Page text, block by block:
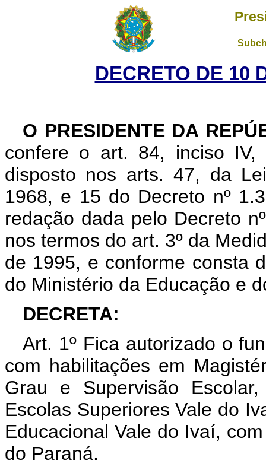
DECRETO DE 10
O PRESIDENTE DA
confere o art. 84, inciso
disposto nos arts. 47, da
1968, e 15 do Decreto nº
redação dada pelo Decreto
nos termos do art. 3º da
de 1995, e conforme consta
do Ministério da Educação e
DECRETA:
Art. 1º Fica autorizado o
com habilitações em
Grau e Supervisão
Escolas Superiores Vale do
Educacional Vale do Ivaí,
do Paraná.